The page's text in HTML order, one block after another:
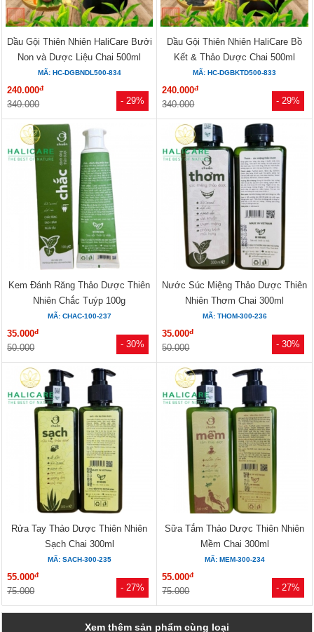
- 29%
Dầu Gội Thiên Nhiên HaliCare Bưởi
Non và Dược Liệu Chai 500ml
MÃ: HC-DGBNDL500-834
240.000đ
340.000 - 29%
Dầu Gội Thiên Nhiên HaliCare Bồ
Kết & Thảo Dược Chai 500ml
MÃ: HC-DGBKTD500-833
240.000đ
340.000
- 30%
Kem Đánh Răng Thảo Dược Thiên
Nhiên Chắc Tuýp 100g
MÃ: CHAC-100-237
35.000đ
50.000 - 30%
Nước Súc Miệng Thảo Dược Thiên
Nhiên Thơm Chai 300ml
MÃ: THOM-300-236
35.000đ
50.000
- 27%
Rửa Tay Thảo Dược Thiên Nhiên
Sạch Chai 300ml
MÃ: SACH-300-235
55.000đ
75.000 - 27%
Sữa Tắm Thảo Dược Thiên Nhiên
Mềm Chai 300ml
MÃ: MEM-300-234
55.000đ
75.000
Xem thêm sản phẩm cùng loại